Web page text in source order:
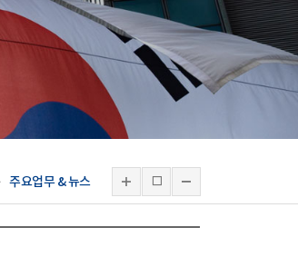
주요업무 & 뉴스